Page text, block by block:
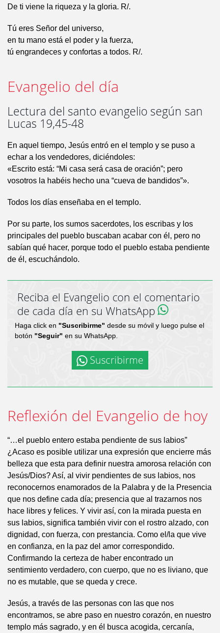
De ti viene la riqueza y la gloria. R/.
Tú eres Señor del universo,
en tu mano está el poder y la fuerza,
tú engrandeces y confortas a todos. R/.
Evangelio del día
Lectura del santo evangelio según san
Lucas 19,45-48
En aquel tiempo, Jesús entró en el templo y se puso a
echar a los vendedores, diciéndoles:
«Escrito está: “Mi casa será casa de oración”; pero
vosotros la habéis hecho una “cueva de bandidos”».
Todos los días enseñaba en el templo.
Por su parte, los sumos sacerdotes, los escribas y los
principales del pueblo buscaban acabar con él, pero no
sabían qué hacer, porque todo el pueblo estaba pendiente
de él, escuchándolo.
Reciba el Evangelio con el comentario
de cada día en su WhatsApp
Haga click en "Suscribirme" desde su móvil y luego pulse el
botón "Seguir" en su WhatsApp.
Suscribirme
Reflexión del Evangelio de hoy
“…el pueblo entero estaba pendiente de sus labios”
¿Acaso es posible utilizar una expresión que encierre más
belleza que esta para definir nuestra amorosa relación con
Jesús/Dios? Así, al vivir pendientes de sus labios, nos
reconocernos enamorados de la Palabra y de la Presencia
que nos define cada día; presencia que al trazarnos nos
hace libres y felices. Y vivir así, con la mirada puesta en
sus labios, significa también vivir con el rostro alzado, con
dignidad, con fuerza, con prestancia. Como el/la que vive
en confianza, en la paz del amor correspondido.
Confirmando la certeza de haber encontrado un
sentimiento verdadero, con cuerpo, que no es liviano, que
no es mutable, que se queda y crece.
Jesús, a través de las personas con las que nos
encontramos, se abre paso en nuestro corazón, en nuestro
templo más sagrado, y en él busca acogida, cercanía,